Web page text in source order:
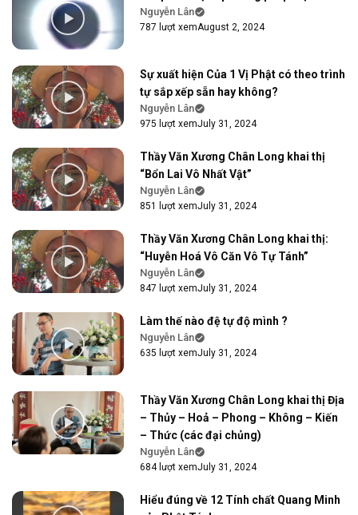
Nguyễn Lân
787 lượt xemAugust 2, 2024
Sự xuất hiện Của 1 Vị Phật có theo trình
tự sắp xếp sẵn hay không?
Nguyễn Lân
975 lượt xemJuly 31, 2024
Thầy Văn Xương Chân Long khai thị
“Bổn Lai Vô Nhất Vật”
Nguyễn Lân
851 lượt xemJuly 31, 2024
Thầy Văn Xương Chân Long khai thị:
“Huyễn Hoá Vô Căn Vô Tự Tánh”
Nguyễn Lân
847 lượt xemJuly 31, 2024
Làm thế nào đệ tự độ mình ?
Nguyễn Lân
635 lượt xemJuly 31, 2024
Thầy Văn Xương Chân Long khai thị Địa
– Thủy – Hoả – Phong – Không – Kiến
– Thức (các đại chủng)
Nguyễn Lân
684 lượt xemJuly 31, 2024
Hiểu đúng về 12 Tính chất Quang Minh